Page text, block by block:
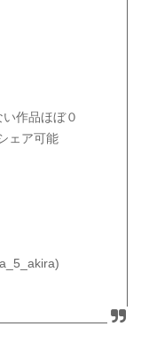
作品ほぼ０
ェア可能